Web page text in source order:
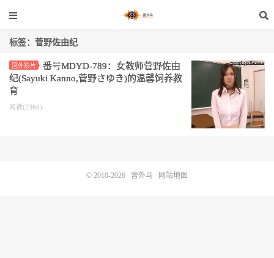
标签：菅野佐由纪
国外影片
番号MDYD-789：女教师菅野佐由
纪(Sayuki Kanno,菅野さゆき)的温馨饲养教
育
阅读(2366)
© 2010-2026 营外马 网站地图